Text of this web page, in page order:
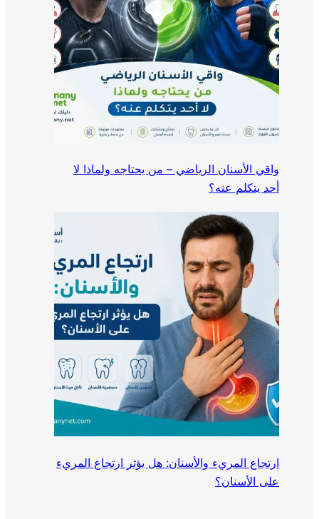
واقي الأسنان الرياضي – من يحتاجه ولماذا لا
أحد يتكلم عنه؟
ارتجاع المريء والأسنان: هل يؤثر ارتجاع المريء
على الأسنان؟